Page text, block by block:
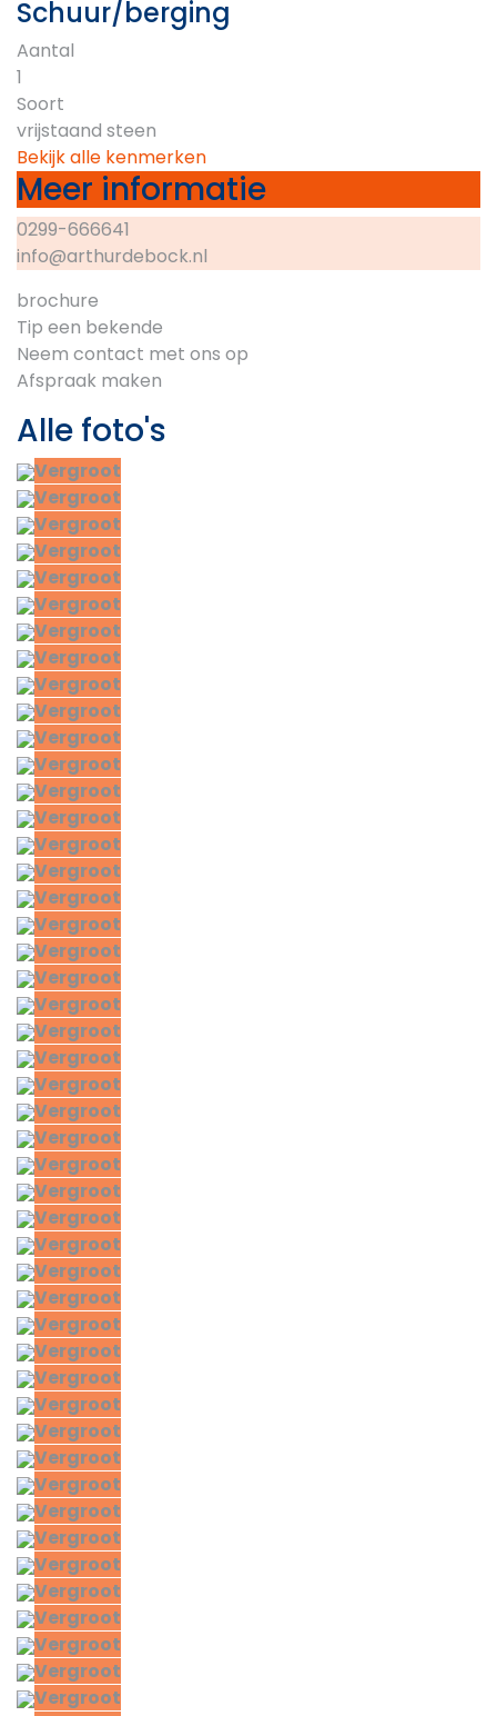
Schuur/berging
Aantal
1
Soort
vrijstaand steen
Bekijk alle kenmerken
Meer informatie
0299-666641
info@arthurdebock.nl
brochure
Tip een bekende
Neem contact met ons op
Afspraak maken
Alle foto's
Vergroot
Vergroot
Vergroot
Vergroot
Vergroot
Vergroot
Vergroot
Vergroot
Vergroot
Vergroot
Vergroot
Vergroot
Vergroot
Vergroot
Vergroot
Vergroot
Vergroot
Vergroot
Vergroot
Vergroot
Vergroot
Vergroot
Vergroot
Vergroot
Vergroot
Vergroot
Vergroot
Vergroot
Vergroot
Vergroot
Vergroot
Vergroot
Vergroot
Vergroot
Vergroot
Vergroot
Vergroot
Vergroot
Vergroot
Vergroot
Vergroot
Vergroot
Vergroot
Vergroot
Vergroot
Vergroot
Vergroot